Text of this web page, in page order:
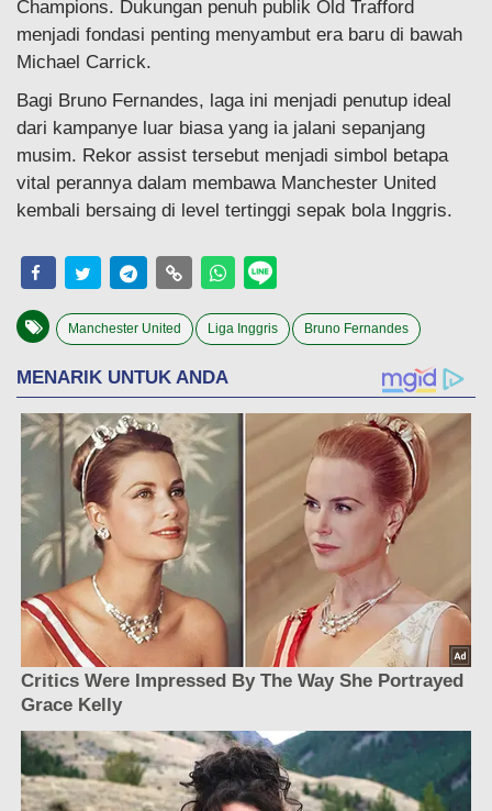
Champions. Dukungan penuh publik Old Trafford
menjadi fondasi penting menyambut era baru di bawah
Michael Carrick.
Bagi Bruno Fernandes, laga ini menjadi penutup ideal
dari kampanye luar biasa yang ia jalani sepanjang
musim. Rekor assist tersebut menjadi simbol betapa
vital perannya dalam membawa Manchester United
kembali bersaing di level tertinggi sepak bola Inggris.
Manchester United Liga Inggris Bruno Fernandes